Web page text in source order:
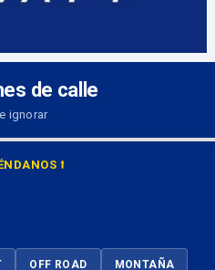
de calle
ignorar
⭡
OFF ROAD MONTAÑA